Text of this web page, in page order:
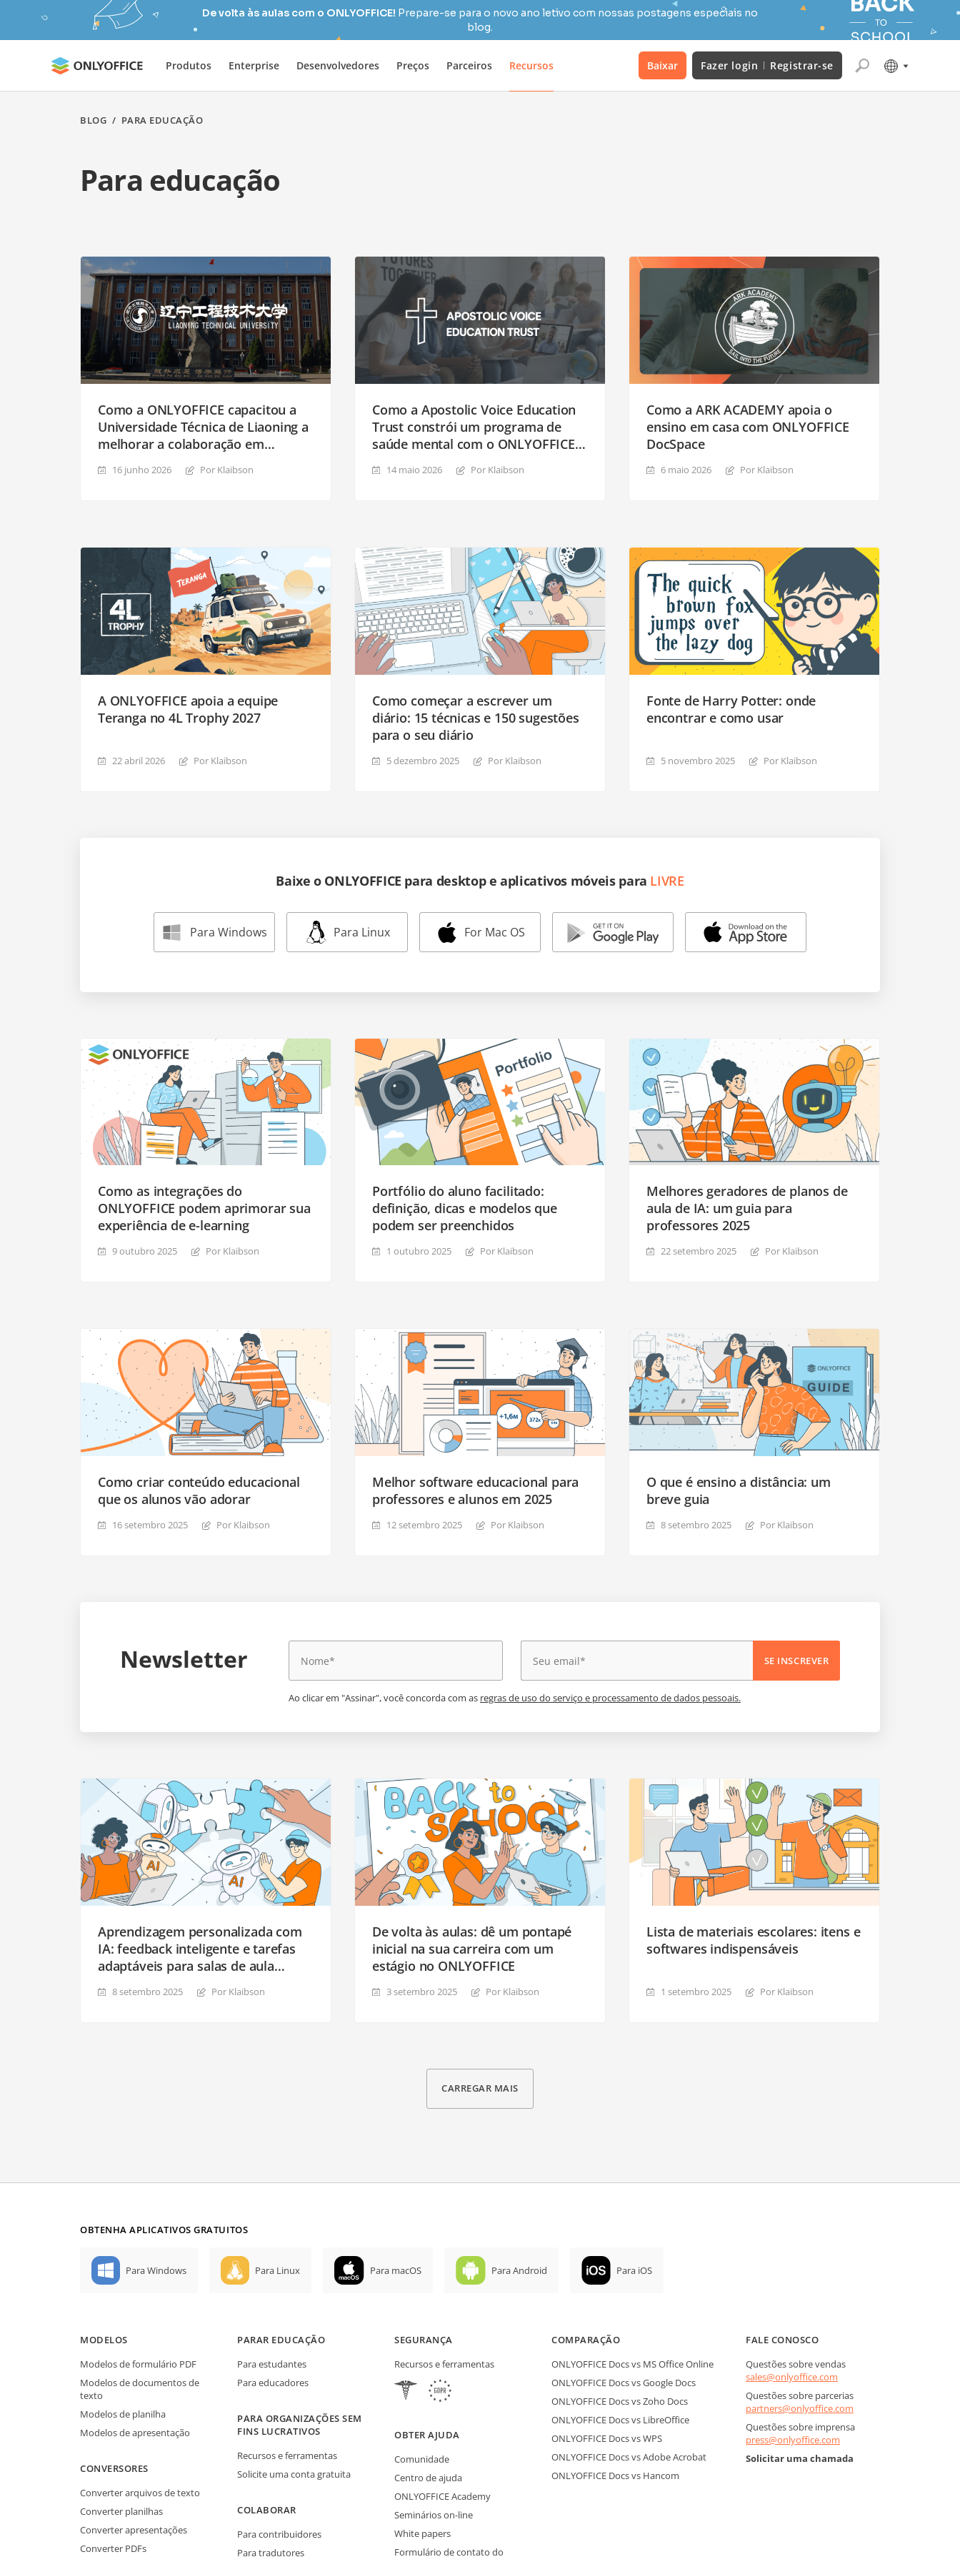
De volta às aulas com o ONLYOFFICE! Prepare-se para o novo ano letivo com nossas postagens especiais no
blog.
Produtos Enterprise Desenvolvedores Preços Parceiros Recursos Baixar Fazer login Registrar-se
BLOG / PARA EDUCAÇÃO
Para educação
Como a ONLYOFFICE capacitou a
Universidade Técnica de Liaoning a
melhorar a colaboração em
16 junho 2026 Por Klaibson
Como a Apostolic Voice Education
Trust constrói um programa de
saúde mental com o ONLYOFFICE
14 maio 2026 Por Klaibson
Como a ARK ACADEMY apoia o
ensino em casa com ONLYOFFICE
DocSpace
6 maio 2026 Por Klaibson
A ONLYOFFICE apoia a equipe
Teranga no 4L Trophy 2027
22 abril 2026 Por Klaibson
Como começar a escrever um
diário: 15 técnicas e 150 sugestões
para o seu diário
5 dezembro 2025 Por Klaibson
Fonte de Harry Potter: onde
encontrar e como usar
5 novembro 2025 Por Klaibson
Baixe o ONLYOFFICE para desktop e aplicativos móveis para LIVRE
Para Windows Para Linux For Mac OS
Como as integrações do
ONLYOFFICE podem aprimorar sua
experiência de e-learning
9 outubro 2025 Por Klaibson
Portfólio do aluno facilitado:
definição, dicas e modelos que
podem ser preenchidos
1 outubro 2025 Por Klaibson
Melhores geradores de planos de
aula de IA: um guia para
professores 2025
22 setembro 2025 Por Klaibson
Como criar conteúdo educacional
que os alunos vão adorar
16 setembro 2025 Por Klaibson
Melhor software educacional para
professores e alunos em 2025
12 setembro 2025 Por Klaibson
O que é ensino a distância: um
breve guia
8 setembro 2025 Por Klaibson
Newsletter SE INSCREVER
Ao clicar em "Assinar", você concorda com as regras de uso do serviço e processamento de dados pessoais.
Aprendizagem personalizada com
IA: feedback inteligente e tarefas
adaptáveis ​​para salas de aula
8 setembro 2025 Por Klaibson
De volta às aulas: dê um pontapé
inicial na sua carreira com um
estágio no ONLYOFFICE
3 setembro 2025 Por Klaibson
Lista de materiais escolares: itens e
softwares indispensáveis
1 setembro 2025 Por Klaibson
CARREGAR MAIS
OBTENHA APLICATIVOS GRATUITOS
Para Windows Para Linux Para macOS Para Android Para iOS
MODELOS
Modelos de formulário PDF
Modelos de documentos de
texto
Modelos de planilha
Modelos de apresentação
CONVERSORES
Converter arquivos de texto
Converter planilhas
Converter apresentações
Converter PDFs
PARAR EDUCAÇÃO
Para estudantes
Para educadores
PARA ORGANIZAÇÕES SEM
FINS LUCRATIVOS
Recursos e ferramentas
Solicite uma conta gratuita
COLABORAR
Para contribuidores
Para tradutores
SEGURANÇA
Recursos e ferramentas
OBTER AJUDA
Comunidade
Centro de ajuda
ONLYOFFICE Academy
Seminários on-line
White papers
Formulário de contato do
COMPARAÇÃO
ONLYOFFICE Docs vs MS Office Online
ONLYOFFICE Docs vs Google Docs
ONLYOFFICE Docs vs Zoho Docs
ONLYOFFICE Docs vs LibreOffice
ONLYOFFICE Docs vs WPS
ONLYOFFICE Docs vs Adobe Acrobat
ONLYOFFICE Docs vs Hancom
FALE CONOSCO
Questões sobre vendas
sales@onlyoffice.com
Questões sobre parcerias
partners@onlyoffice.com
Questões sobre imprensa
press@onlyoffice.com
Solicitar uma chamada